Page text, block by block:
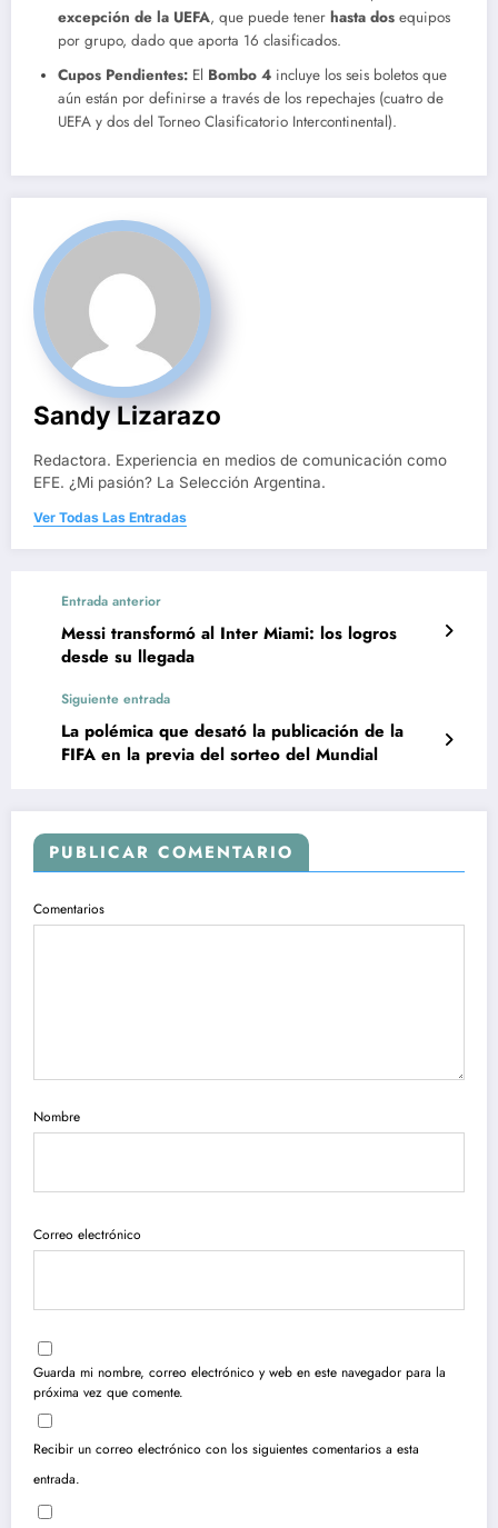
excepción de la UEFA, que puede tener hasta dos equipos
por grupo, dado que aporta 16 clasificados.
Cupos Pendientes: El Bombo 4 incluye los seis boletos que
aún están por definirse a través de los repechajes (cuatro de
UEFA y dos del Torneo Clasificatorio Intercontinental).
Sandy Lizarazo
Redactora. Experiencia en medios de comunicación como
EFE. ¿Mi pasión? La Selección Argentina.
Ver Todas Las Entradas
Entrada anterior
Messi transformó al Inter Miami: los logros
desde su llegada
Siguiente entrada
La polémica que desató la publicación de la
FIFA en la previa del sorteo del Mundial
PUBLICAR COMENTARIO
Comentarios
Nombre
Correo electrónico
Guarda mi nombre, correo electrónico y web en este navegador para la
próxima vez que comente.
Recibir un correo electrónico con los siguientes comentarios a esta
entrada.